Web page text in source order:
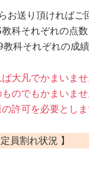
送り頂ければご
科それぞれの点
科それぞれの成績
大凡でかまいませ
のでもかまいませ
許可を必要とし
定員割れ状況 】